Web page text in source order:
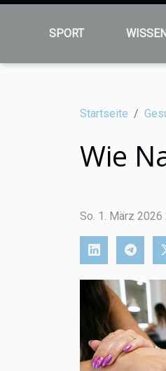
SPORT
Startseite
Wie
So. 1. März 2026